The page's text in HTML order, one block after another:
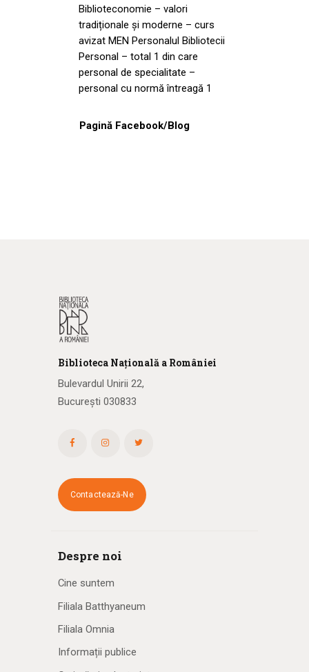
Biblioteconomie – valori
tradiționale și moderne – curs
avizat MEN Personalul Bibliotecii
Personal – total 1 din care
personal de specialitate –
personal cu normă întreagă 1
Pagină Facebook/Blog
Biblioteca Națională a României
Bulevardul Unirii 22,
București 030833
Contactează-Ne
Despre noi
Cine suntem
Filiala Batthyaneum
Filiala Omnia
Informații publice